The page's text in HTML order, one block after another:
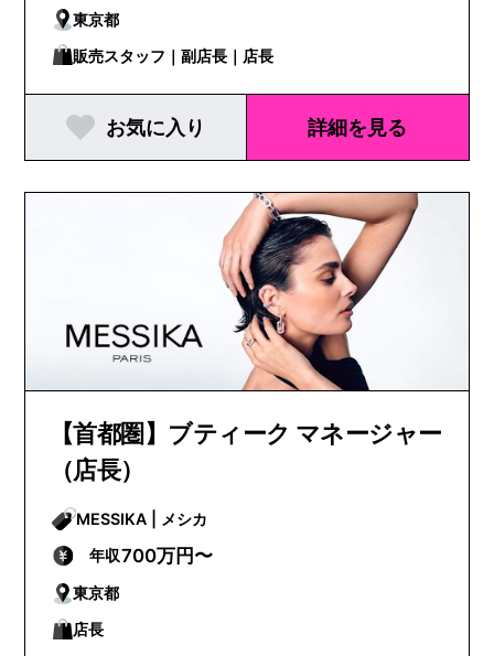
東京都
販売スタッフ｜副店長｜店長
お気に入り 詳細を見る
【首都圏】ブティーク マネージャー
（店長）
MESSIKA | メシカ
年収700万円〜
東京都
店長